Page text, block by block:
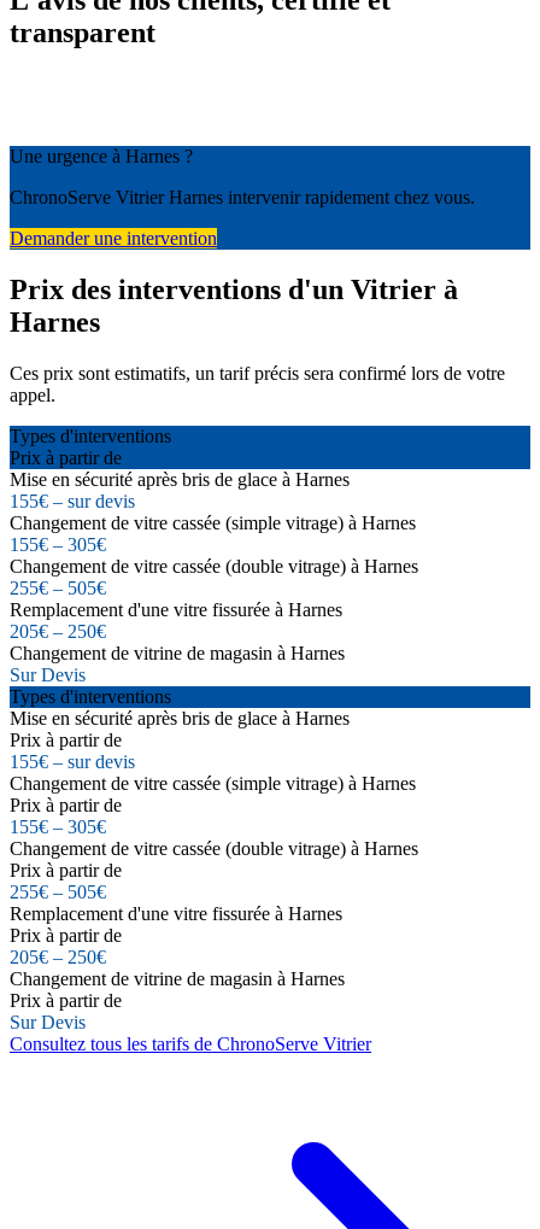
transparent
Une urgence à Harnes ?
ChronoServe Vitrier Harnes intervenir rapidement chez vous.
Demander une intervention
Prix des interventions d'un Vitrier à
Harnes
Ces prix sont estimatifs, un tarif précis sera confirmé lors de votre
appel.
Types d'interventions
Prix à partir de
Mise en sécurité après bris de glace à Harnes
155€ – sur devis
Changement de vitre cassée (simple vitrage) à Harnes
155€ – 305€
Changement de vitre cassée (double vitrage) à Harnes
255€ – 505€
Remplacement d'une vitre fissurée à Harnes
205€ – 250€
Changement de vitrine de magasin à Harnes
Sur Devis
Types d'interventions
Mise en sécurité après bris de glace à Harnes
Prix à partir de
155€ – sur devis
Changement de vitre cassée (simple vitrage) à Harnes
Prix à partir de
155€ – 305€
Changement de vitre cassée (double vitrage) à Harnes
Prix à partir de
255€ – 505€
Remplacement d'une vitre fissurée à Harnes
Prix à partir de
205€ – 250€
Changement de vitrine de magasin à Harnes
Prix à partir de
Sur Devis
Consultez tous les tarifs de ChronoServe Vitrier